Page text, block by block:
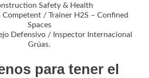
Safety & Health
Competent / Trainer H2S – Confined
Spaces
Defensivo / Inspector Internacional
Grúas.
para tener el